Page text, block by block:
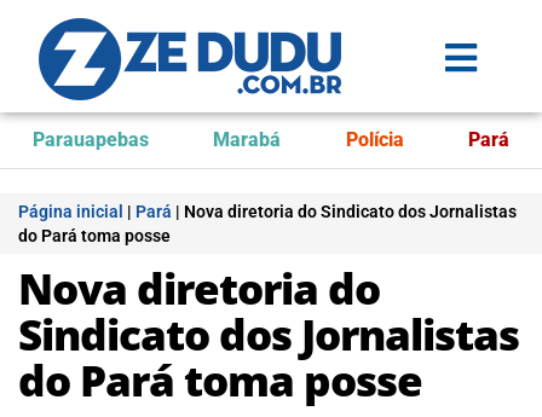
Parauapebas Marabá Polícia Pará
Página inicial | Pará | Nova diretoria do Sindicato dos Jornalistas
do Pará toma posse
Nova diretoria do
Sindicato dos Jornalistas
do Pará toma posse